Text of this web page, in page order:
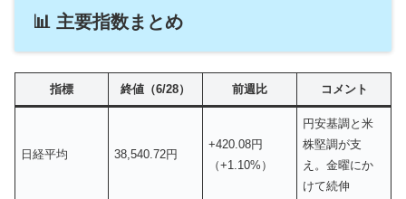
📊 主要指数まとめ
指標 終値（6/28） 前週比 コメント
日経平均 38,540.72円
+420.08円
（+1.10%）
円安基調と米
株堅調が支
え。金曜にか
けて続伸